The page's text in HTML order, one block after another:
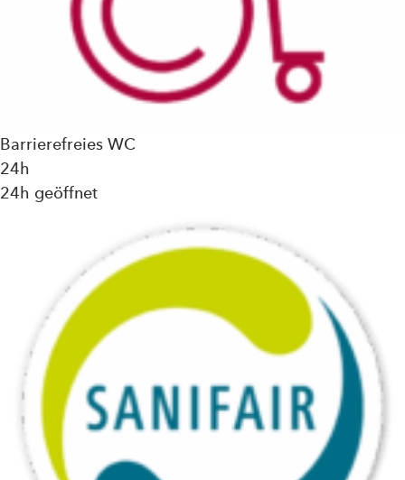
Barrierefreies WC
24h
24h geöffnet